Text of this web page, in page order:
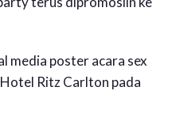
media poster acara sex
Ritz Carlton pada